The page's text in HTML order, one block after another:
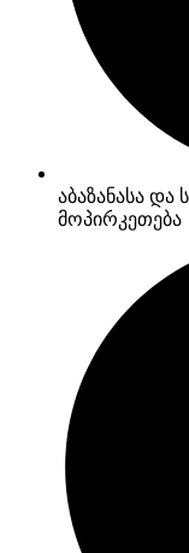
აბაზანასა
მოპირკეთება